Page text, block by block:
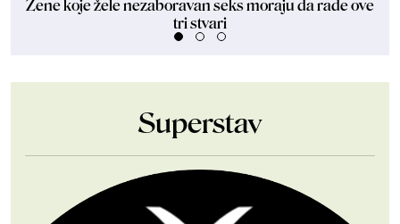
Žene koje žele nezaboravan seks moraju da rade ove
tri stvari
Superstav